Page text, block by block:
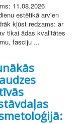
11.08.2026
estētikā arvien
kļūst redzams: ar
tikai ādas kvalitātes
fasciju ...